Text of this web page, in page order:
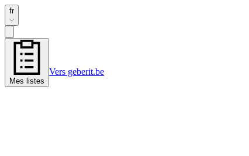
fr
Mes listes
Vers geberit.be